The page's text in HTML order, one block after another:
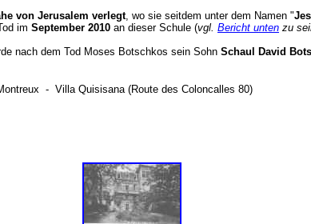
von Jerusalem verlegt, wo sie seitdem unter dem Namen "
im September 2010 an dieser Schule (vgl. Bericht unten zu
nach dem Tod Moses Botschkos sein Sohn Schaul David
- Villa Quisisana (Route des Coloncalles 80)